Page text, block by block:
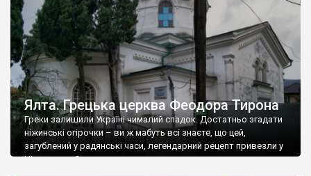
Ялта. Грецька церква Феодора Тирона
Греки залишили Україні чималий спадок. Достатньо згадати
ніжинські огірочки – ви ж мабуть всі знаєте, що цей,
загублений у радянські часи, легендарний рецепт привезли у
Ніжин греки?